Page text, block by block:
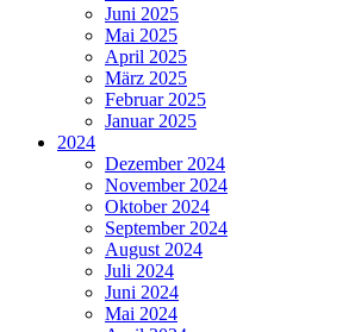
Juni 2025
Mai 2025
April 2025
März 2025
Februar 2025
Januar 2025
2024
Dezember 2024
November 2024
Oktober 2024
September 2024
August 2024
Juli 2024
Juni 2024
Mai 2024